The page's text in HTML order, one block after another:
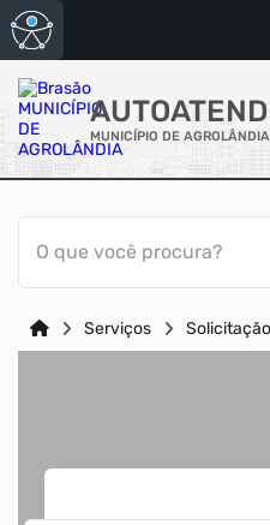
MUNICÍPIO DE AGROLÂNDIA
ACESSO RÁPIDO
Acessibilidade
Diário Oficial
O que você procura?
Serviços